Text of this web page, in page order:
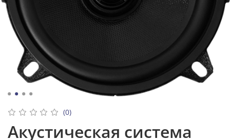
(0)
Акустическая система